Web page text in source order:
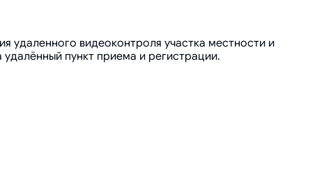
удаленного видеоконтроля участка местности и
пункт приема и регистрации.